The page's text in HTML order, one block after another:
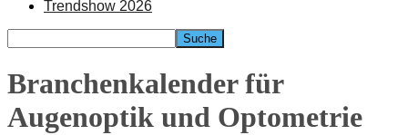
Trendshow 2026
Branchenkalender für
Augenoptik und Optometrie